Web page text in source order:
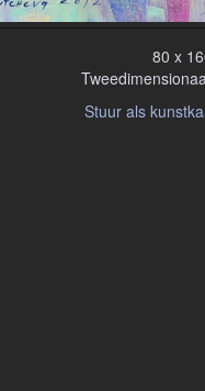
80 x
Stuur als